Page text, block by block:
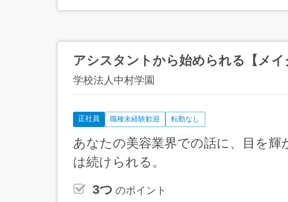
アシスタントから始められる【メイ
学校法人中村学園
正社員 職種未経験歓迎 転勤なし
あなたの美容業界での話に、目を
は続けられる。
3つ のポイント